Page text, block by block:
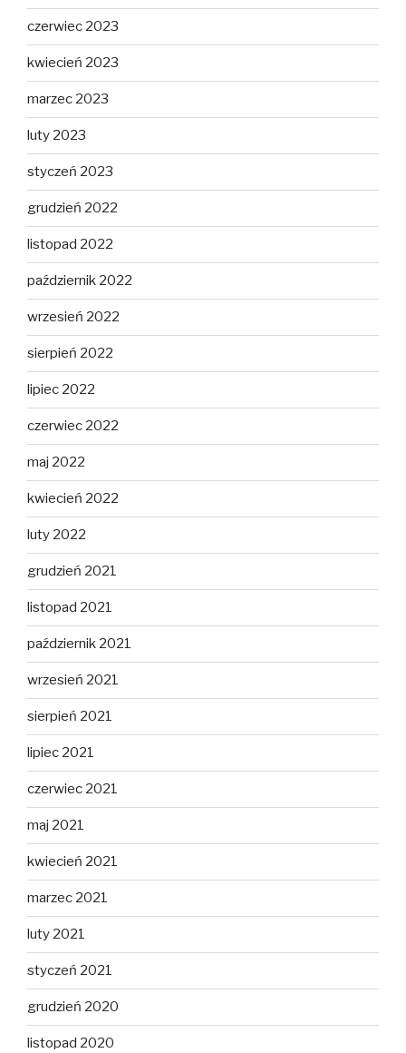
czerwiec 2023
kwiecień 2023
marzec 2023
luty 2023
styczeń 2023
grudzień 2022
listopad 2022
październik 2022
wrzesień 2022
sierpień 2022
lipiec 2022
czerwiec 2022
maj 2022
kwiecień 2022
luty 2022
grudzień 2021
listopad 2021
październik 2021
wrzesień 2021
sierpień 2021
lipiec 2021
czerwiec 2021
maj 2021
kwiecień 2021
marzec 2021
luty 2021
styczeń 2021
grudzień 2020
listopad 2020